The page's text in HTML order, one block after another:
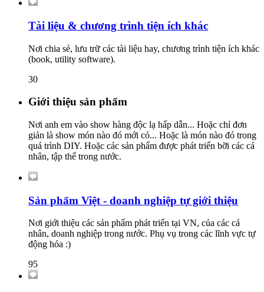
Tài liệu & chương trình tiện ích khác
Nơi chia sẻ, lưu trữ các tài liệu hay, chương trình tiện ích khác
(book, utility software).
30
Giới thiệu sản phẩm
Nơi anh em vào show hàng độc lạ hấp dẫn... Hoặc chỉ đơn
giản là show món nào đó mới có... Hoặc là món nào đó trong
quá trình DIY. Hoặc các sản phẩm được phát triển bỡi các cá
nhân, tập thể trong nước.
Sản phẩm Việt - doanh nghiệp tự giới thiệu
Nơi giới thiệu các sản phẩm phát triển tại VN, của các cá
nhân, doanh nghiệp trong nước. Phụ vụ trong các lĩnh vực tự
động hóa :)
95